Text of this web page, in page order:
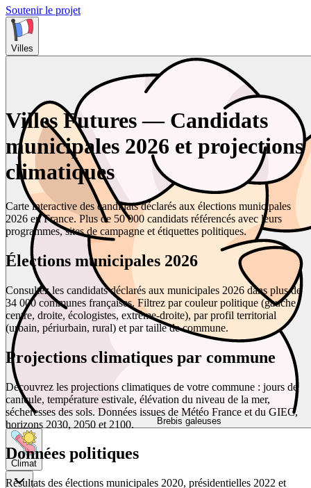
Soutenir le projet
Villes
Brebis galeuses
Climat
Villes Futures — Candidats
municipales 2026 et projections
climatiques
Carte interactive des candidats déclarés aux élections municipales
2026 en France. Plus de 50 000 candidats référencés avec leurs
programmes, sites de campagne et étiquettes politiques.
Élections municipales 2026
Consultez les candidats déclarés aux municipales 2026 dans plus de
34 000 communes françaises. Filtrez par couleur politique (gauche,
centre, droite, écologistes, extrême-droite), par profil territorial
(urbain, périurbain, rural) et par taille de commune.
Projections climatiques par commune
Découvrez les projections climatiques de votre commune : jours de
canicule, température estivale, élévation du niveau de la mer,
sécheresses des sols. Données issues de Météo France et du GIEC,
horizons 2030, 2050 et 2100.
Données politiques
Résultats des élections municipales 2020, présidentielles 2022 et